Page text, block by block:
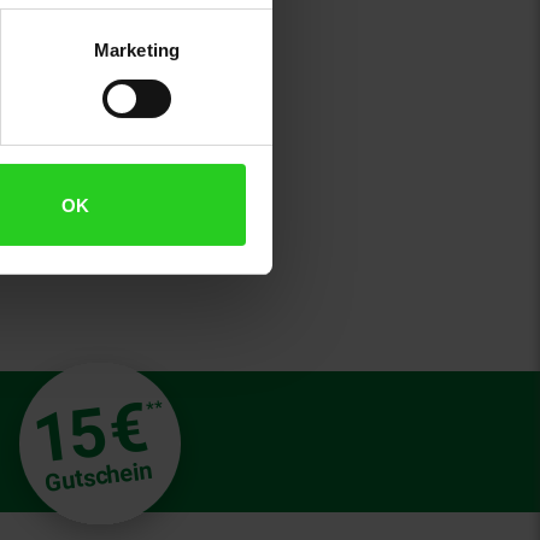
Marketing
OK
15€**
Gutschein